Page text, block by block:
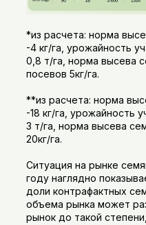
*из расчета: норма
-4 кг/га, урожайность
0,8 т/га, норма высева
посевов 5кг/га.
**из расчета: норма
-18 кг/га, урожайность
3 т/га, норма высева
20кг/га.
Ситуация на рынке
году наглядно
доли контрафактных
объема рынка может
рынок до такой